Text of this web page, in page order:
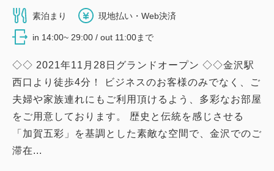
素泊まり 現地払い・Web決済
in 14:00~ 29:00 / out 11:00まで
◇◇ 2021年11月28日グランドオープン ◇◇金沢駅
西口より徒歩4分！ ビジネスのお客様のみでなく、ご
夫婦や家族連れにもご利用頂けるよう、多彩なお部屋
をご用意しております。 歴史と伝統を感じさせる
「加賀五彩」を基調とした素敵な空間で、金沢でのご
滞在...